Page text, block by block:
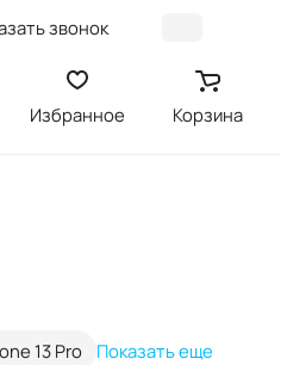
звонок
Избранное Корзина
13 Pro Показать еще